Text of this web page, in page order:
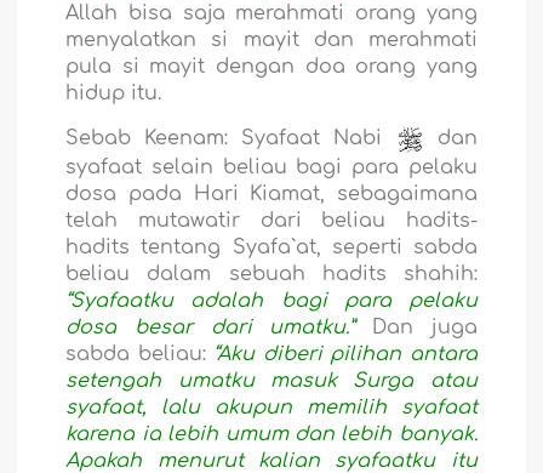
Allah bisa saja merahmati orang yang
menyalatkan si mayit dan merahmati
pula si mayit dengan doa orang yang
hidup itu.
Sebab Keenam: Syafaat Nabi
dan
syafaat selain beliau bagi para pelaku
dosa pada Hari Kiamat, sebagaimana
telah mutawatir dari beliau hadits-
hadits tentang Syafa`at, seperti sabda
beliau dalam sebuah hadits shahih:
“Syafaatku adalah bagi para pelaku
dosa besar dari umatku.”Dan juga
sabda beliau: “Aku diberi pilihan antara
setengah umatku masuk Surga atau
syafaat, lalu akupun memilih syafaat
karena ia lebih umum dan lebih banyak.
Apakah menurut kalian syafaatku itu